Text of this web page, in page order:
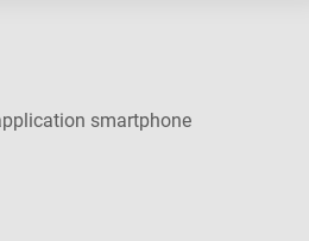
smartphone